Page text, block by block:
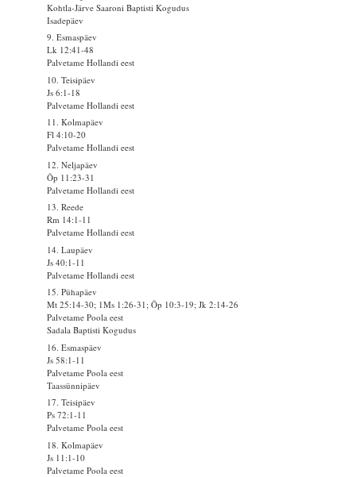
Kohtla-Järve Saaroni Baptisti Kogudus
Isadepäev
9. Esmaspäev
Lk 12:41-48
Palvetame Hollandi eest
10. Teisipäev
Js 6:1-18
Palvetame Hollandi eest
11. Kolmapäev
Fl 4:10-20
Palvetame Hollandi eest
12. Neljapäev
Õp 11:23-31
Palvetame Hollandi eest
13. Reede
Rm 14:1-11
Palvetame Hollandi eest
14. Laupäev
Js 40:1-11
Palvetame Hollandi eest
15. Pühapäev
Mt 25:14-30; 1Ms 1:26-31; Õp 10:3-19; Jk 2:14-26
Palvetame Poola eest
Sadala Baptisti Kogudus
16. Esmaspäev
Js 58:1-11
Palvetame Poola eest
Taassünnipäev
17. Teisipäev
Ps 72:1-11
Palvetame Poola eest
18. Kolmapäev
Js 11:1-10
Palvetame Poola eest